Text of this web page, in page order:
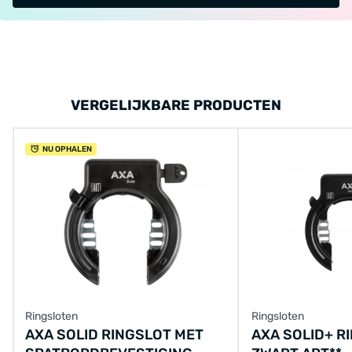
VERGELIJKBARE PRODUCTEN
NU OPHALEN
Ringsloten
AXA SOLID RINGSLOT MET
Ringsloten
AXA SOLID+